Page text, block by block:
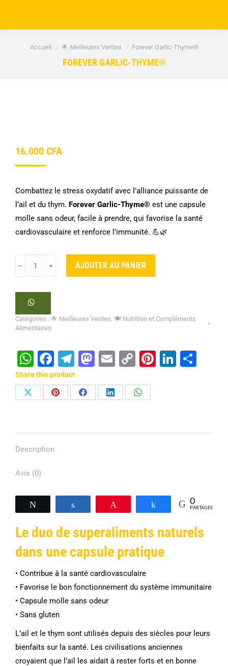
Vous êtes ici :
Accueil 🌟 Meilleures Ventes Forever Garlic-Thyme®
FOREVER GARLIC-THYME®
16.000 CFA
Combattez le stress oxydatif avec l’alliance puissante de
l’ail et du thym. Forever Garlic-Thyme® est une capsule
molle sans odeur, facile à prendre, qui favorise la santé
cardiovasculaire et renforce l’immunité. 💪🌿
Garlic-
Thyme®
﹣ ﹢ AJOUTER AU PANIER
Catégories : 🌟 Meilleures Ventes, 🍽️ Nutrition et Compléments
Alimentaires
WhatsApp
Facebook
Telegram
Mastodon
EmailCopyPinterest
Share this product
PartagerPartagerPartagerPartagerPartager
Description
Avis (0)
Partagez0
PARTAGES
Le duo de superaliments naturels
dans une capsule pratique
• Contribue à la santé cardiovasculaire
• Favorise le bon fonctionnement du système immunitaire
• Capsule molle sans odeur
• Sans gluten
L’ail et le thym sont utilisés depuis des siècles pour leurs
bienfaits sur la santé. Les civilisations anciennes
croyaient que l’ail les aidait à rester forts et en bonne